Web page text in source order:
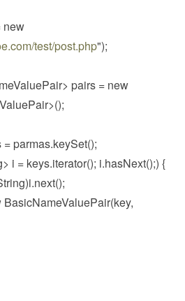
new
test/post.php");
pairs = new
parmas.keySet();
= keys.iterator(); i.hasNext();) {